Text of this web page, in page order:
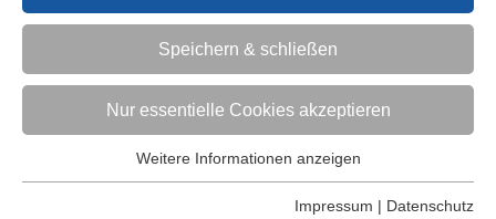
Kinder (0-6)
Grundschulkinder
Jugendliche
Speichern & schließen
Nur essentielle Cookies akzeptieren
Essentielle Cookies werden für grundlegende Funktionen der
Weitere Informationen anzeigen
Impressum | Datenschutz